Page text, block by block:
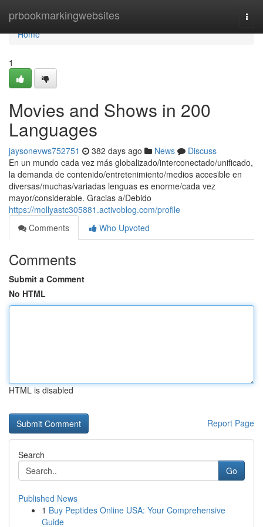
prbookmarkingwebsites
Home
Home
1
Movies and Shows in 200
Languages
jaysonevws752751 382 days ago News
Discuss
En un mundo cada vez más globalizado/interconectado/unificado,
la demanda de contenido/entretenimiento/medios accesible en
diversas/muchas/variadas lenguas es enorme/cada vez
mayor/considerable. Gracias a/Debido
https://mollyastc305881.activoblog.com/profile
Comments
Who Upvoted
Comments
Submit a Comment
No HTML
HTML is disabled
Report Page
Search
Go
Published News
1 Buy Peptides Online USA: Your Comprehensive
Guide